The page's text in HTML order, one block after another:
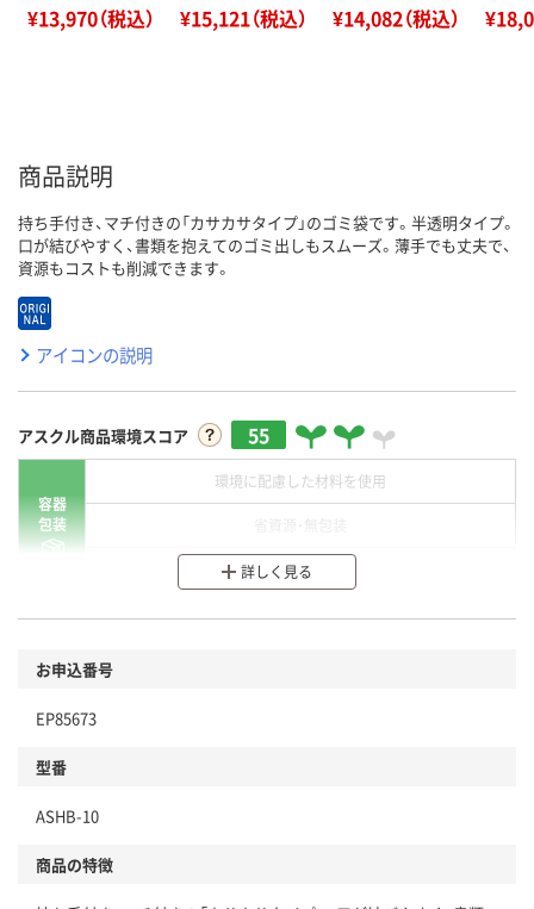
¥13,970（税込） ¥15,121（税込） ¥14,082（税込）
商品説明
持ち手付き、マチ付きの「カサカサタイプ」のゴミ袋です。半透明タイプ。
口が結びやすく、書類を抱えてのゴミ出しもスムーズ。薄手でも丈夫で、
資源もコストも削減できます。
アイコンの説明
アスクル商品環境スコア 55
容器
包装
環境に配慮した材料を使用
分別・リサイクルしやすい設計
商品
本体
仕組
詳しく見る
お申込番号
EP85673
型番
ASHB-10
商品の特徴